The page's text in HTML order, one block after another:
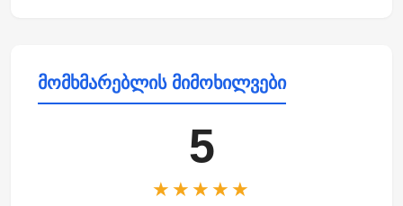
მომხმარებლის მიმოხილვები
5
★★★★★